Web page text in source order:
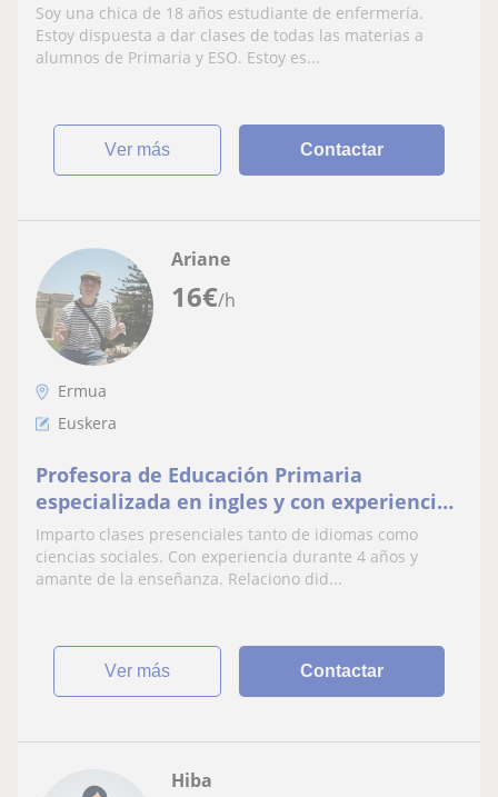
Soy una chica de 18 años estudiante de enfermería.
Estoy dispuesta a dar clases de todas las materias a
alumnos de Primaria y ESO. Estoy es...
ver más Contactar
16€/h
Ariane
Ermua
Euskera
Profesora de Educación Primaria
especializada en ingles y con experiencia
como profesora particular.
Imparto clases presenciales tanto de idiomas como
ciencias sociales. Con experiencia durante 4 años y
amante de la enseñanza. Relaciono did...
ver más Contactar
Hiba